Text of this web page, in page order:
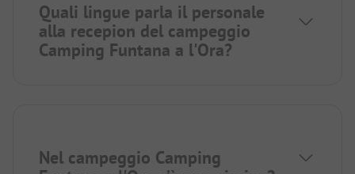
Quali lingue parla il personale
alla recepion del campeggio
Camping Funtana a l'Ora?
Nel campeggio Camping